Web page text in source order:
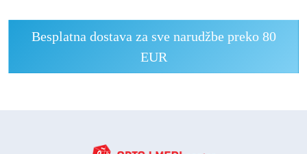
Besplatna dostava za sve narudžbe preko 80
EUR